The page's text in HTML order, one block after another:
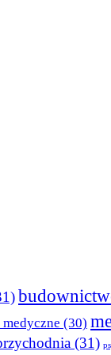
medyczne (30)
(31)